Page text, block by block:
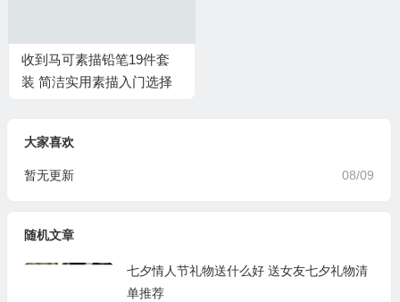
收到马可素描铅笔19件套
装 简洁实用素描入门选择
大家喜欢
08/09
暂无更新
随机文章
七夕情人节礼物送什么好 送女友七夕礼物清
单推荐